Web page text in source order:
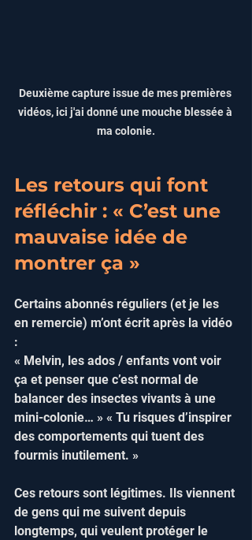
Deuxième capture issue de mes premières
vidéos, ici j'ai donné une mouche blessée à
ma colonie.
Les retours qui font
réfléchir : « C’est une
mauvaise idée de
montrer ça »
Certains abonnés réguliers (et je les
en remercie) m’ont écrit après la vidéo
:
« Melvin, les ados / enfants vont voir
ça et penser que c’est normal de
balancer des insectes vivants à une
mini-colonie… » « Tu risques d’inspirer
des comportements qui tuent des
fourmis inutilement. »
Ces retours sont légitimes. Ils viennent
de gens qui me suivent depuis
longtemps, qui veulent protéger le